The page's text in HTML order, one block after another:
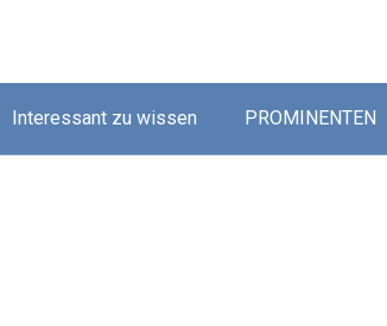
Interessant zu wissen PROMINENTEN